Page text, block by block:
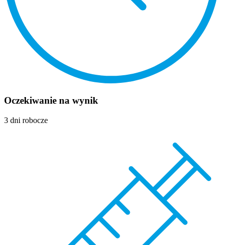
Oczekiwanie na wynik
3 dni robocze